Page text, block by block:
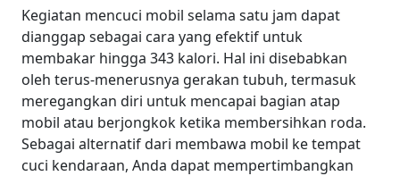
Kegiatan mencuci mobil selama satu jam dapat
dianggap sebagai cara yang efektif untuk
membakar hingga 343 kalori. Hal ini disebabkan
oleh terus-menerusnya gerakan tubuh, termasuk
meregangkan diri untuk mencapai bagian atap
mobil atau berjongkok ketika membersihkan roda.
Sebagai alternatif dari membawa mobil ke tempat
cuci kendaraan, Anda dapat mempertimbangkan